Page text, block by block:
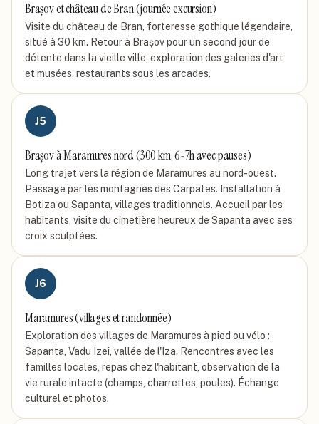
Brașov et château de Bran (journée excursion)
Visite du château de Bran, forteresse gothique légendaire,
situé à 30 km. Retour à Brașov pour un second jour de
détente dans la vieille ville, exploration des galeries d'art
et musées, restaurants sous les arcades.
J5
Brașov à Maramures nord (300 km, 6-7h avec pauses)
Long trajet vers la région de Maramures au nord-ouest.
Passage par les montagnes des Carpates. Installation à
Botiza ou Sapanta, villages traditionnels. Accueil par les
habitants, visite du cimetière heureux de Sapanta avec ses
croix sculptées.
J6
Maramures (villages et randonnée)
Exploration des villages de Maramures à pied ou vélo :
Sapanta, Vadu Izei, vallée de l'Iza. Rencontres avec les
familles locales, repas chez l'habitant, observation de la
vie rurale intacte (champs, charrettes, poules). Échange
culturel et photos.